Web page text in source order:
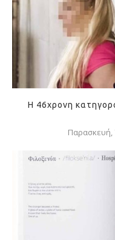
Η 46χρονη
Παρασκευή,